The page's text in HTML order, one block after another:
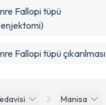
Manisa
Fallopi tüpü
Fallopi tüpü çıkarılması